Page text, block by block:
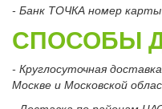
- Банк ТОЧКА номер карты
СПОСОБЫ
- Круглосуточная
Москве и Московской